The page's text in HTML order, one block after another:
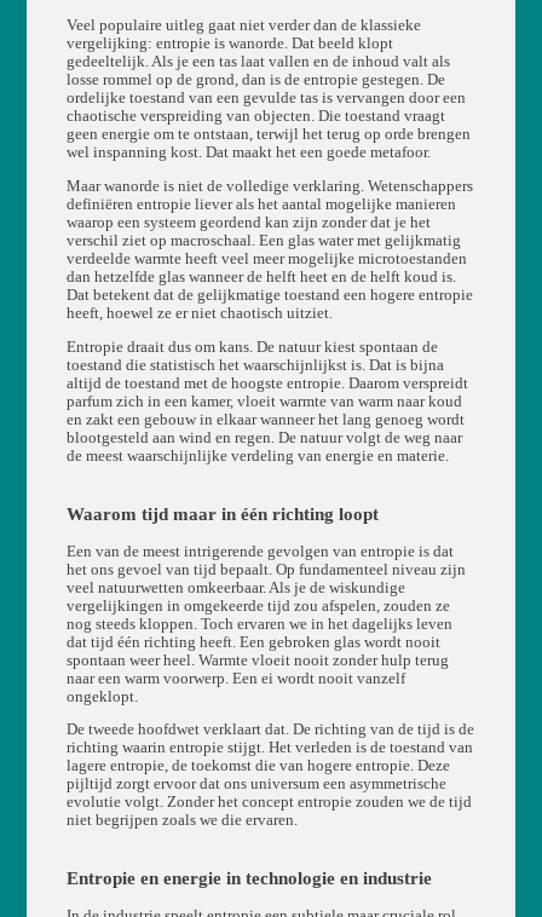
Veel populaire uitleg gaat niet verder dan de klassieke
vergelijking: entropie is wanorde. Dat beeld klopt
gedeeltelijk. Als je een tas laat vallen en de inhoud valt als
losse rommel op de grond, dan is de entropie gestegen. De
ordelijke toestand van een gevulde tas is vervangen door een
chaotische verspreiding van objecten. Die toestand vraagt
geen energie om te ontstaan, terwijl het terug op orde brengen
wel inspanning kost. Dat maakt het een goede metafoor.
Maar wanorde is niet de volledige verklaring. Wetenschappers
definiëren entropie liever als het aantal mogelijke manieren
waarop een systeem geordend kan zijn zonder dat je het
verschil ziet op macroschaal. Een glas water met gelijkmatig
verdeelde warmte heeft veel meer mogelijke microtoestanden
dan hetzelfde glas wanneer de helft heet en de helft koud is.
Dat betekent dat de gelijkmatige toestand een hogere entropie
heeft, hoewel ze er niet chaotisch uitziet.
Entropie draait dus om kans. De natuur kiest spontaan de
toestand die statistisch het waarschijnlijkst is. Dat is bijna
altijd de toestand met de hoogste entropie. Daarom verspreidt
parfum zich in een kamer, vloeit warmte van warm naar koud
en zakt een gebouw in elkaar wanneer het lang genoeg wordt
blootgesteld aan wind en regen. De natuur volgt de weg naar
de meest waarschijnlijke verdeling van energie en materie.
Waarom tijd maar in één richting loopt
Een van de meest intrigerende gevolgen van entropie is dat
het ons gevoel van tijd bepaalt. Op fundamenteel niveau zijn
veel natuurwetten omkeerbaar. Als je de wiskundige
vergelijkingen in omgekeerde tijd zou afspelen, zouden ze
nog steeds kloppen. Toch ervaren we in het dagelijks leven
dat tijd één richting heeft. Een gebroken glas wordt nooit
spontaan weer heel. Warmte vloeit nooit zonder hulp terug
naar een warm voorwerp. Een ei wordt nooit vanzelf
ongeklopt.
De tweede hoofdwet verklaart dat. De richting van de tijd is de
richting waarin entropie stijgt. Het verleden is de toestand van
lagere entropie, de toekomst die van hogere entropie. Deze
pijltijd zorgt ervoor dat ons universum een asymmetrische
evolutie volgt. Zonder het concept entropie zouden we de tijd
niet begrijpen zoals we die ervaren.
Entropie en energie in technologie en industrie